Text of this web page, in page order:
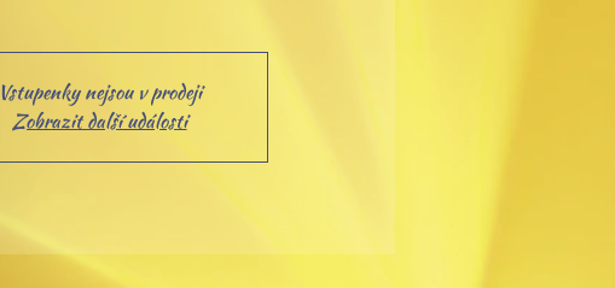
Vstupenky nejsou v prodeji
Zobrazit další události